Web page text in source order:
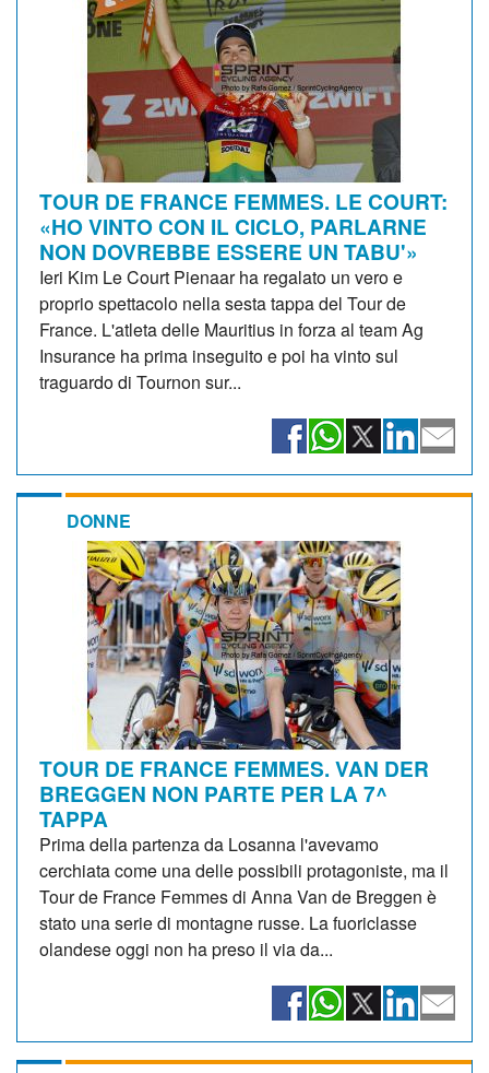
TOUR DE FRANCE FEMMES. LE COURT:
«HO VINTO CON IL CICLO, PARLARNE
NON DOVREBBE ESSERE UN TABU'»
Ieri Kim Le Court Pienaar ha regalato un vero e
proprio spettacolo nella sesta tappa del Tour de
France. L'atleta delle Mauritius in forza al team Ag
Insurance ha prima inseguito e poi ha vinto sul
traguardo di Tournon sur...
DONNE
TOUR DE FRANCE FEMMES. VAN DER
BREGGEN NON PARTE PER LA 7^
TAPPA
Prima della partenza da Losanna l'avevamo
cerchiata come una delle possibili protagoniste, ma il
Tour de France Femmes di Anna Van de Breggen è
stato una serie di montagne russe. La fuoriclasse
olandese oggi non ha preso il via da...